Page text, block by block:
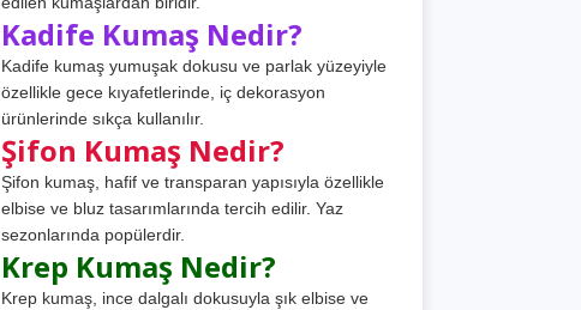
Kadife Kumaş Nedir?
Kadife kumaş yumuşak dokusu ve parlak yüzeyiyle
özellikle gece kıyafetlerinde, iç dekorasyon
ürünlerinde sıkça kullanılır.
Şifon Kumaş Nedir?
Şifon kumaş, hafif ve transparan yapısıyla özellikle
elbise ve bluz tasarımlarında tercih edilir. Yaz
sezonlarında popülerdir.
Krep Kumaş Nedir?
Krep kumaş, ince dalgalı dokusuyla şık elbise ve